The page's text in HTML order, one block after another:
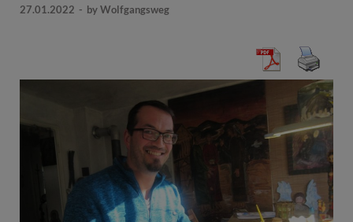
27.01.2022 - byWolfgangsweg